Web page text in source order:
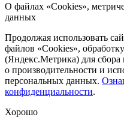
О файлах «Cookies»,
данных
Продолжая использовать
файлов «Cookies»,
(Яндекс.Метрика) для
о производительности и
персональных данных.
конфиденциальности.
Хорошо